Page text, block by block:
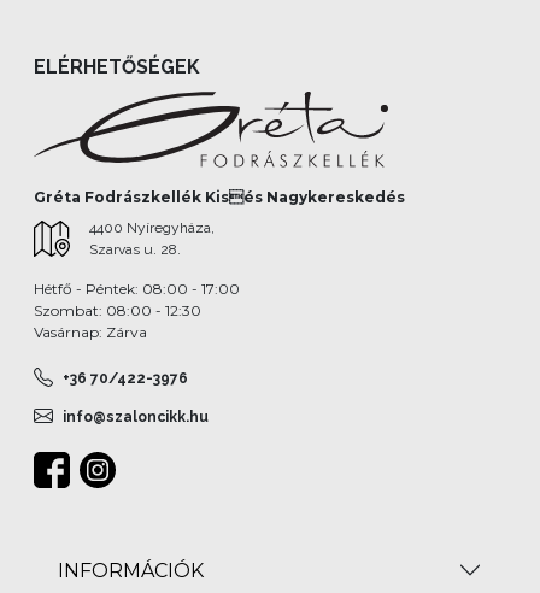
ELÉRHETŐSÉGEK
Gréta Fodrászkellék Kisés Nagykereskedés
4400 Nyíregyháza,
Szarvas u. 28.
Hétfő - Péntek: 08:00 - 17:00
Szombat: 08:00 - 12:30
Vasárnap: Zárva
+36 70/422-3976
info@szaloncikk.hu
INFORMÁCIÓK